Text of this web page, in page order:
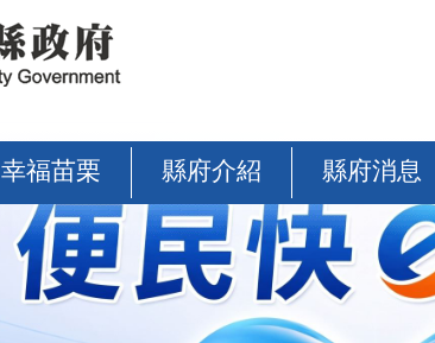
幸福苗栗 縣府介紹 縣府消息